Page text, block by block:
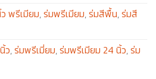
พรีเมียม,ร่มพรีเมียม,ร่มสีพื้น,ร่มสี
ว,ร่มพรีเมี่ยม,ร่มพรีเมียม 24 นิ้ว,ร่ม